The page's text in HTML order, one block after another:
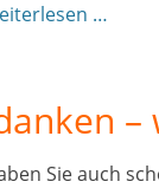
…
Sie auch